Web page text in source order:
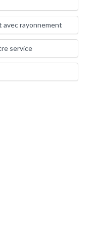
avec rayonnement
service